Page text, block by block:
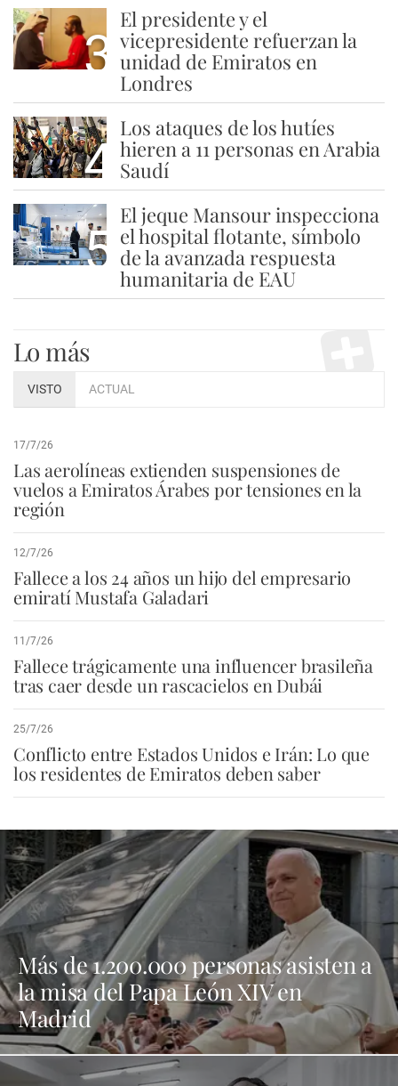
3
El presidente y el
vicepresidente refuerzan la
unidad de Emiratos en
Londres
4
Los ataques de los hutíes
hieren a 11 personas en Arabia
Saudí
5
El jeque Mansour inspecciona
el hospital flotante, símbolo
de la avanzada respuesta
humanitaria de EAU
Lo más
VISTO ACTUAL
17/7/26
Las aerolíneas extienden suspensiones de
vuelos a Emiratos Árabes por tensiones en la
región
12/7/26
Fallece a los 24 años un hijo del empresario
emiratí Mustafa Galadari
11/7/26
Fallece trágicamente una influencer brasileña
tras caer desde un rascacielos en Dubái
25/7/26
Conflicto entre Estados Unidos e Irán: Lo que
los residentes de Emiratos deben saber
Más de 1.200.000 personas asisten a
la misa del Papa León XIV en
Madrid